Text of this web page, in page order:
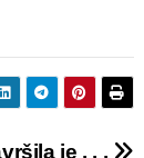
je . . .